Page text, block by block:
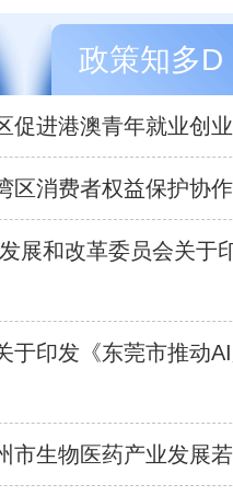
政策知多D
促进港澳青年就业创
区消费者权益保护协作
展和改革委员会关于
于印发《东莞市推动
市生物医药产业发展